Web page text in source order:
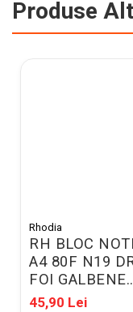
Produse
Rhodia
RH BLOC
A4 80F N19
FOI GALBENE
RHODIA
45,90 Lei